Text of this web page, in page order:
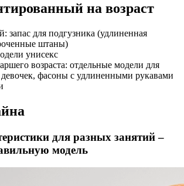
на возраст
запас для подгузника (удлиненная
штаны)
унисекс
возраста: отдельные модели для
фасоны с удлиненными рукавами
для разных занятий –
модель